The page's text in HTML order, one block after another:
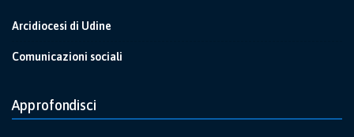
Arcidiocesi di Udine
Comunicazioni sociali
Approfondisci